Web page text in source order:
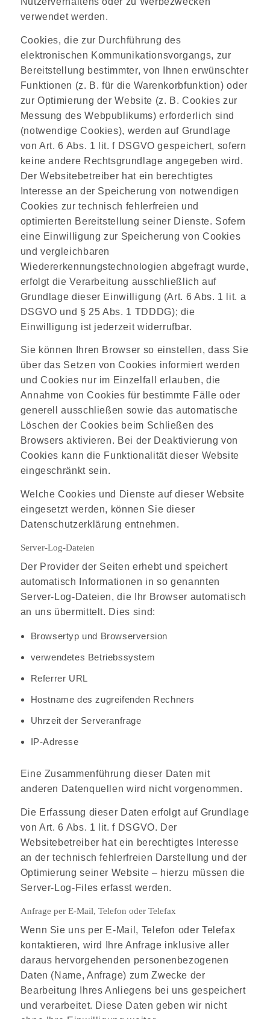
verwendet werden.
Cookies, die zur Durchführung des
elektronischen Kommunikationsvorgangs, zur
Bereitstellung bestimmter, von Ihnen erwünschter
Funktionen (z. B. für die Warenkorbfunktion) oder
zur Optimierung der Website (z. B. Cookies zur
Messung des Webpublikums) erforderlich sind
(notwendige Cookies), werden auf Grundlage
von Art. 6 Abs. 1 lit. f DSGVO gespeichert, sofern
keine andere Rechtsgrundlage angegeben wird.
Der Websitebetreiber hat ein berechtigtes
Interesse an der Speicherung von notwendigen
Cookies zur technisch fehlerfreien und
optimierten Bereitstellung seiner Dienste. Sofern
eine Einwilligung zur Speicherung von Cookies
und vergleichbaren
Wiedererkennungstechnologien abgefragt wurde,
erfolgt die Verarbeitung ausschließlich auf
Grundlage dieser Einwilligung (Art. 6 Abs. 1 lit. a
DSGVO und § 25 Abs. 1 TDDDG); die
Einwilligung ist jederzeit widerrufbar.
Sie können Ihren Browser so einstellen, dass Sie
über das Setzen von Cookies informiert werden
und Cookies nur im Einzelfall erlauben, die
Annahme von Cookies für bestimmte Fälle oder
generell ausschließen sowie das automatische
Löschen der Cookies beim Schließen des
Browsers aktivieren. Bei der Deaktivierung von
Cookies kann die Funktionalität dieser Website
eingeschränkt sein.
Welche Cookies und Dienste auf dieser Website
eingesetzt werden, können Sie dieser
Datenschutzerklärung entnehmen.
Server-Log-Dateien
Der Provider der Seiten erhebt und speichert
automatisch Informationen in so genannten
Server-Log-Dateien, die Ihr Browser automatisch
an uns übermittelt. Dies sind:
Browsertyp und Browserversion
verwendetes Betriebssystem
Referrer URL
Hostname des zugreifenden Rechners
Uhrzeit der Serveranfrage
IP-Adresse
Eine Zusammenführung dieser Daten mit
anderen Datenquellen wird nicht vorgenommen.
Die Erfassung dieser Daten erfolgt auf Grundlage
von Art. 6 Abs. 1 lit. f DSGVO. Der
Websitebetreiber hat ein berechtigtes Interesse
an der technisch fehlerfreien Darstellung und der
Optimierung seiner Website – hierzu müssen die
Server-Log-Files erfasst werden.
Anfrage per E-Mail, Telefon oder Telefax
Wenn Sie uns per E-Mail, Telefon oder Telefax
kontaktieren, wird Ihre Anfrage inklusive aller
daraus hervorgehenden personenbezogenen
Daten (Name, Anfrage) zum Zwecke der
Bearbeitung Ihres Anliegens bei uns gespeichert
und verarbeitet. Diese Daten geben wir nicht